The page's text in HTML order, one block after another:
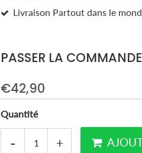
Livraison Partout dans le
PASSER LA COMMANDE
€42,90
Quantité
+
-